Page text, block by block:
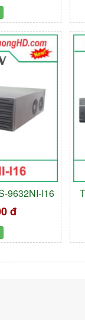
9632NI-I16
đ